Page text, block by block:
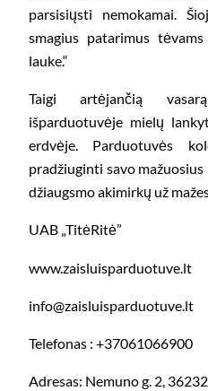
parsisiųsti nemokamai.
smagius patarimus
lauke.“
Taigi artėjančią
išparduotuvėje mielų
erdvėje. Parduotuvės
pradžiuginti savo
džiaugsmo akimirkų už
UAB „TitėRitė”
www.zaisluisparduotuve.lt
info@zaisluisparduotuve.lt
Telefonas : +37061066900
Adresas: Nemuno g. 2,